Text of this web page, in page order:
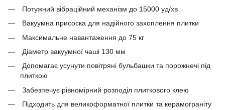
Потужний вібраційний механізм до 15000 уд/хв
Вакуумна присоска для надійного захоплення плитки
Максимальне навантаження до 75 кг
Діаметр вакуумної чаші 130 мм
Допомагає усунути повітряні бульбашки та порожнечі під
плиткою
Забезпечує рівномірний розподіл плиткового клею
Підходить для великоформатної плитки та керамограніту